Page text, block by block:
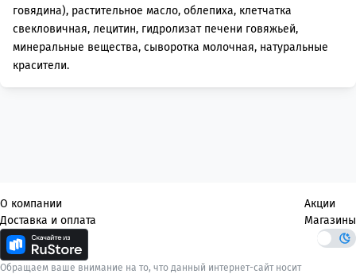
говядина), растительное масло, облепиха, клетчатка
свекловичная, лецитин, гидролизат печени говяжьей,
минеральные вещества, сыворотка молочная, натуральные
красители.
О компании
Доставка и оплата
Акции
Магазины
Обращаем ваше внимание на то, что данный интернет-сайт носит